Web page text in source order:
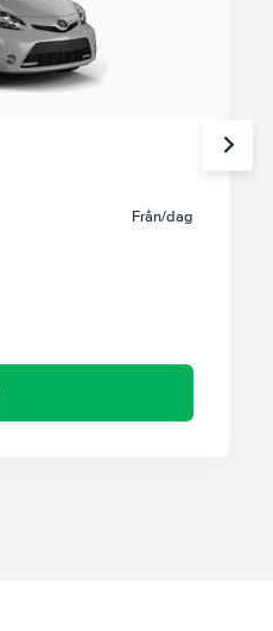
Från/dag